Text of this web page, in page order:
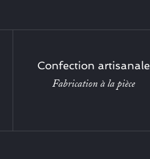
Confection artisanale
Fabrication à la pièce